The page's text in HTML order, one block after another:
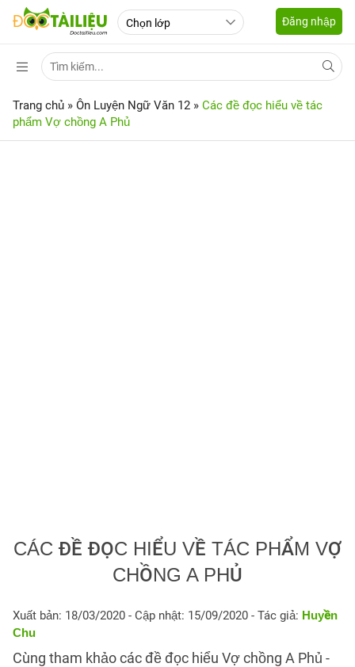
Đăng nhập
Trang chủ » Ôn Luyện Ngữ Văn 12 » Các đề đọc hiểu về tác
phẩm Vợ chồng A Phủ
CÁC ĐỀ ĐỌC HIỂU VỀ TÁC PHẨM VỢ
CHỒNG A PHỦ
Xuất bản: 18/03/2020 - Cập nhật: 15/09/2020 - Tác giả: Huyền
Chu
Cùng tham khảo các đề đọc hiểu Vợ chồng A Phủ -